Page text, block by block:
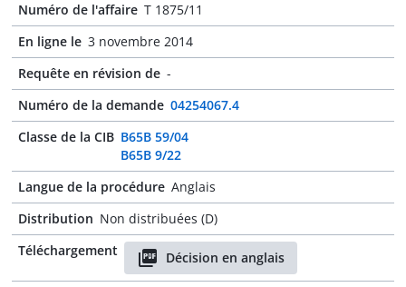
Numéro de l'affaire T 1875/11
En ligne le 3 novembre 2014
Requête en révision de -
Numéro de la demande 04254067.4
Classe de la CIB B65B 59/04
B65B 9/22
Langue de la procédure Anglais
Distribution Non distribuées (D)
Téléchargement
Décision en anglais